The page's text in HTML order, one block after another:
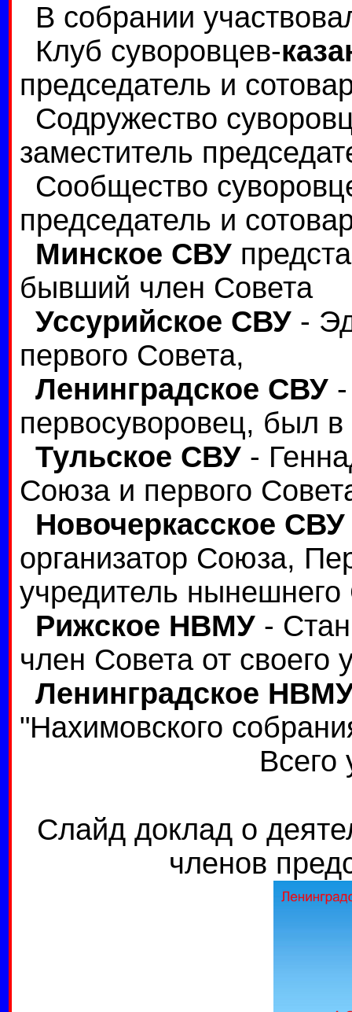
В собрании
Клуб суворовцев-
председатель и
Содружество
заместитель
Сообщество
председатель и
Минское СВУ
бывший член Совета
Уссурийское СВУ -
первого Совета,
Ленинградское СВУ
первосуворовец, был
Тульское СВУ -
Союза и первого
Новочеркасское СВУ
организатор Союза,
учредитель
Рижское НВМУ -
член Совета от своего
Ленинградское
"Нахимовского
Всего
Слайд доклад о
членов